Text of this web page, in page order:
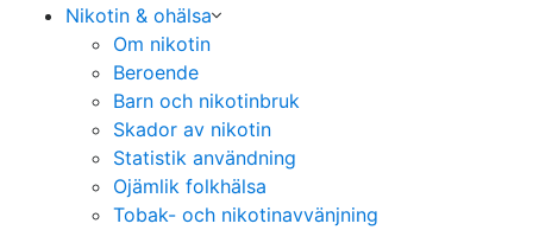
Nikotin & ohälsa
Om nikotin
Beroende
Barn och nikotinbruk
Skador av nikotin
Statistik användning
Ojämlik folkhälsa
Tobak- och nikotinavvänjning